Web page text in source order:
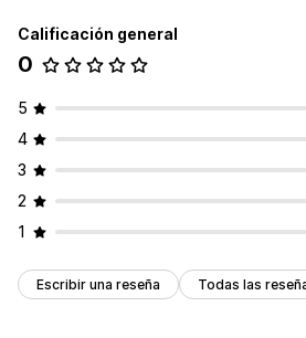
Calificación general
0
5
4
3
2
1
Escribir una reseña Todas las